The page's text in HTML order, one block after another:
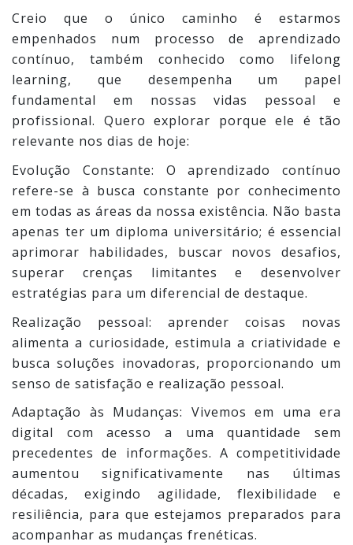
Creio que o único caminho é estarmos
empenhados num processo de aprendizado
contínuo, também conhecido como lifelong
learning, que desempenha um papel
fundamental em nossas vidas pessoal e
profissional. Quero explorar porque ele é tão
relevante nos dias de hoje:
Evolução Constante: O aprendizado contínuo
refere-se à busca constante por conhecimento
em todas as áreas da nossa existência. Não basta
apenas ter um diploma universitário; é essencial
aprimorar habilidades, buscar novos desafios,
superar crenças limitantes e desenvolver
estratégias para um diferencial de destaque.
Realização pessoal: aprender coisas novas
alimenta a curiosidade, estimula a criatividade e
busca soluções inovadoras, proporcionando um
senso de satisfação e realização pessoal.
Adaptação às Mudanças: Vivemos em uma era
digital com acesso a uma quantidade sem
precedentes de informações. A competitividade
aumentou significativamente nas últimas
décadas, exigindo agilidade, flexibilidade e
resiliência, para que estejamos preparados para
acompanhar as mudanças frenéticas.